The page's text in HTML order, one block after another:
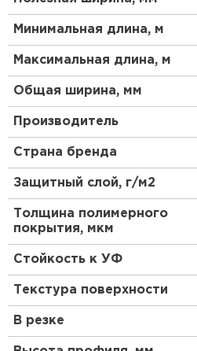
Минимальная длина, м
Максимальная длина, м
Общая ширина, мм
Производитель
Страна бренда
Защитный слой, г/м2
Толщина полимерного
покрытия, мкм
Стойкость к УФ
Текстура поверхности
В резке
Штакетник